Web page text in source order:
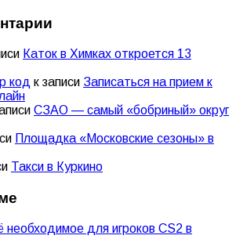
Каток в Химках откроется 13
код к записи Записаться на прием к
СЗАО — самый «бобриный» округ
Площадка «Московские сезоны» в
Такси в Куркино
для игроков CS2 в